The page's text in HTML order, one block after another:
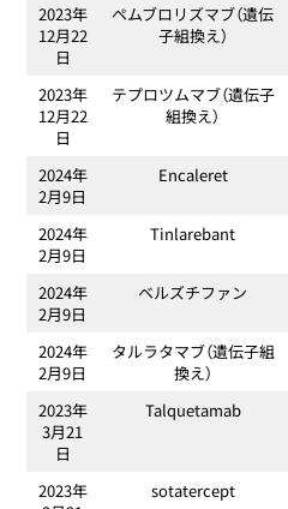
2023年
12月22
日
ペムブロリズマブ（遺伝
子組換え）
2023年
12月22
日
テプロツムマブ（遺伝子
組換え）
2024年
2月9日
Encaleret
2024年
2月9日
Tinlarebant
2024年
2月9日
ベルズチファン
2024年
2月9日
タルラタマブ（遺伝子組
換え）
2023年
3月21
日
Talquetamab
2023年
sotatercept